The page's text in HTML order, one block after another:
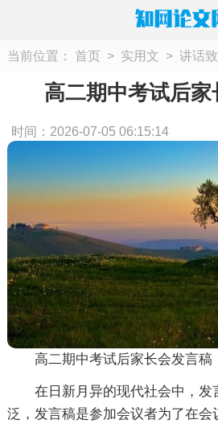
当前位置： 首页 > 实用文 > 讲话
高二期中考试后
时间：2026-07-05 06:15:14
高二期中考试后家长会发言稿
在日新月异的现代社会中，发
泛，发言稿是参加会议者为了在会